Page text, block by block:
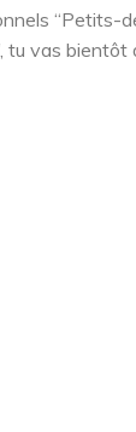
“Petits-
tu vas bientôt